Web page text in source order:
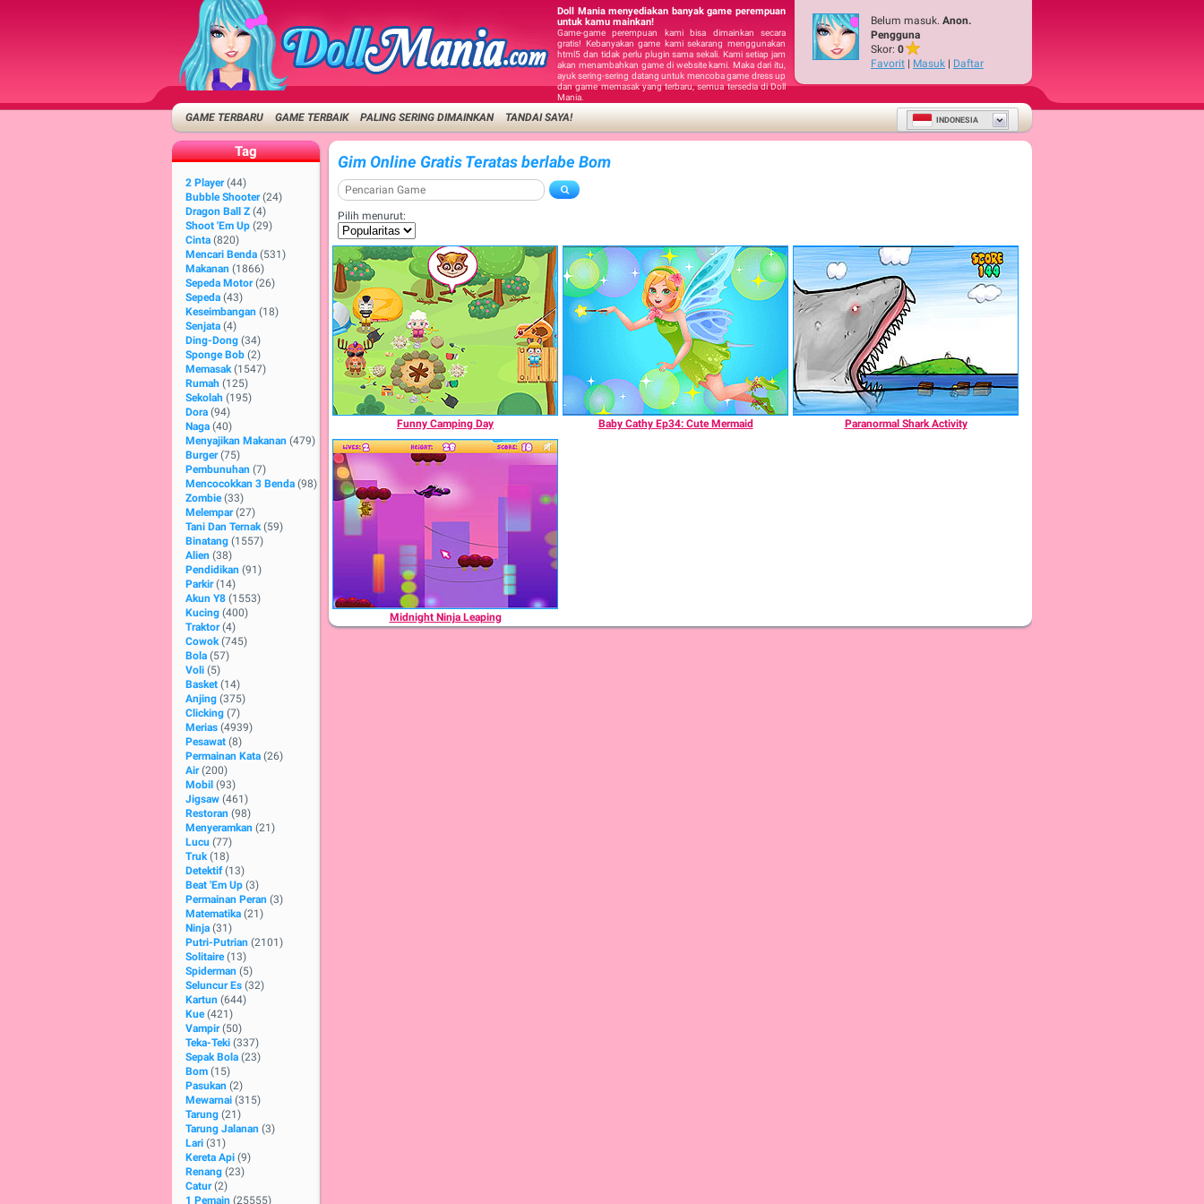
Doll Mania menyediakan banyak game perempuan
untuk kamu mainkan!
Game-game perempuan kami bisa dimainkan secara
gratis! Kebanyakan game kami sekarang menggunakan
html5 dan tidak perlu plugin sama sekali. Kami setiap jam
akan menambahkan game di website kami. Maka dari itu,
ayuk sering-sering datang untuk mencoba game dress up
dan game memasak yang terbaru, semua tersedia di Doll
Mania.
Belum masuk. Anon.
Pengguna
Skor: 0
Favorit | Masuk | Daftar
GAME TERBARU GAME TERBAIK PALING SERING DIMAINKAN TANDAI SAYA! INDONESIA
Tag
2 Player (44)
Bubble Shooter (24)
Dragon Ball Z (4)
Shoot 'Em Up (29)
Cinta (820)
Mencari Benda (531)
Makanan (1866)
Sepeda Motor (26)
Sepeda (43)
Keseimbangan (18)
Senjata (4)
Ding-Dong (34)
Sponge Bob (2)
Memasak (1547)
Rumah (125)
Sekolah (195)
Dora (94)
Naga (40)
Menyajikan Makanan (479)
Burger (75)
Pembunuhan (7)
Mencocokkan 3 Benda (98)
Zombie (33)
Melempar (27)
Tani Dan Ternak (59)
Binatang (1557)
Alien (38)
Pendidikan (91)
Parkir (14)
Akun Y8 (1553)
Kucing (400)
Traktor (4)
Cowok (745)
Bola (57)
Voli (5)
Basket (14)
Anjing (375)
Clicking (7)
Merias (4939)
Pesawat (8)
Permainan Kata (26)
Air (200)
Mobil (93)
Jigsaw (461)
Restoran (98)
Menyeramkan (21)
Lucu (77)
Truk (18)
Detektif (13)
Beat 'Em Up (3)
Permainan Peran (3)
Matematika (21)
Ninja (31)
Putri-Putrian (2101)
Solitaire (13)
Spiderman (5)
Seluncur Es (32)
Kartun (644)
Kue (421)
Vampir (50)
Teka-Teki (337)
Sepak Bola (23)
Bom (15)
Pasukan (2)
Mewarnai (315)
Tarung (21)
Tarung Jalanan (3)
Lari (31)
Kereta Api (9)
Renang (23)
Catur (2)
1 Pemain (25555)
Gim Online Gratis Teratas berlabe Bom
Pilih menurut:
Funny Camping Day Baby Cathy Ep34: Cute Mermaid Paranormal Shark Activity
Midnight Ninja Leaping